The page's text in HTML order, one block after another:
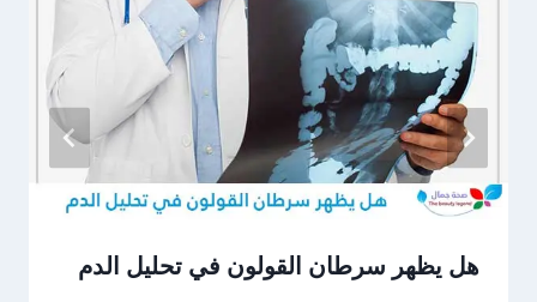
هل يظهر سرطان القولون في تحليل الدم